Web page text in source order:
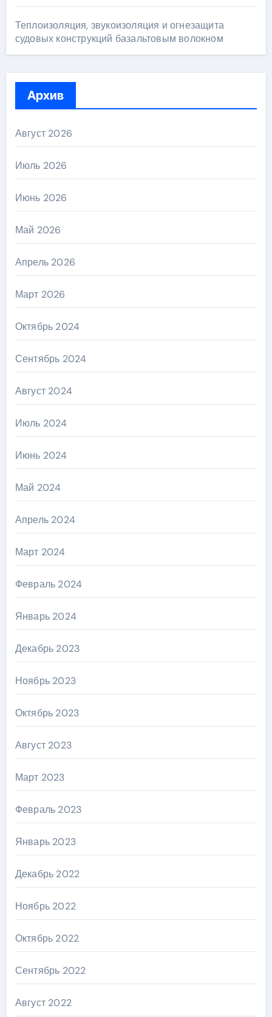
Теплоизоляция, звукоизоляция и огнезащита
судовых конструкций базальтовым волокном
Архив
Август 2026
Июль 2026
Июнь 2026
Май 2026
Апрель 2026
Март 2026
Октябрь 2024
Сентябрь 2024
Август 2024
Июль 2024
Июнь 2024
Май 2024
Апрель 2024
Март 2024
Февраль 2024
Январь 2024
Декабрь 2023
Ноябрь 2023
Октябрь 2023
Август 2023
Март 2023
Февраль 2023
Январь 2023
Декабрь 2022
Ноябрь 2022
Октябрь 2022
Сентябрь 2022
Август 2022